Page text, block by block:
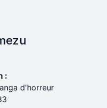
:
d'horreur